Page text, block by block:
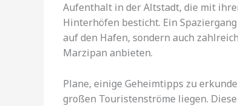
Aufenthalt in der Altstadt, die mit
Hinterhöfen besticht. Ein
auf den Hafen, sondern auch
Marzipan anbieten.
Plane, einige Geheimtipps zu
großen Touristenströme liegen.